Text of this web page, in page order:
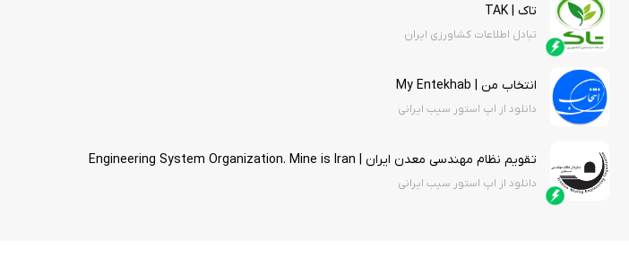
تاک | TAK
تبادل اطلاعات کشاورزی ایران
انتخاب من | My Entekhab
دانلود از اپ استور سیب ایرانی
تقویم نظام مهندسی معدن ایران | Engineering System Organization. Mine is Iran
دانلود از اپ استور سیب ایرانی